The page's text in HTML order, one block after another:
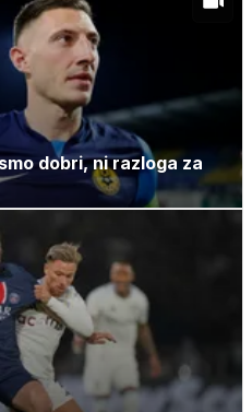
dobri, ni razloga za